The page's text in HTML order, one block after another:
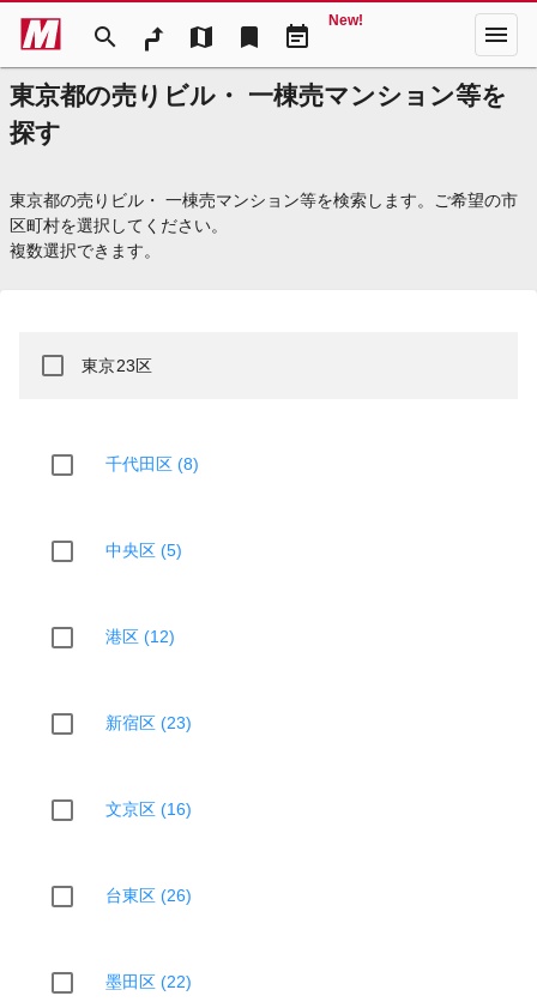
search map bookmark event_note
New! menu
東京都の売りビル・ 一棟売マンション等を
探す
東京都の売りビル・ 一棟売マンション等を検索します。ご希望の市
区町村を選択してください。
複数選択できます。
東京23区
千代田区 (8)
中央区 (5)
港区 (12)
新宿区 (23)
文京区 (16)
台東区 (26)
墨田区 (22)